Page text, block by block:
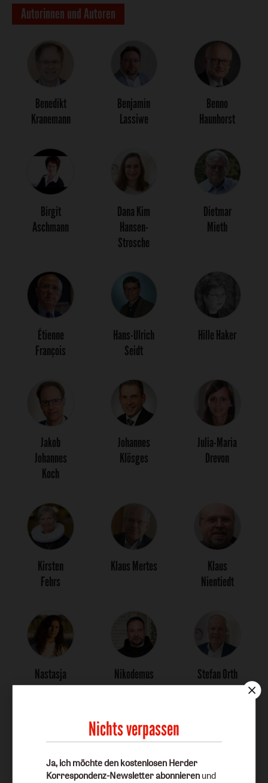
Autorinnen und Autoren
Benedikt
Kranemann
Benjamin
Lassiwe
Benno
Haunhorst
Birgit
Aschmann
Dana Kim
Hansen-
Strosche
Dietmar
Mieth
Étienne
François
Hans-Ulrich
Seidt
Hille Haker
Jakob
Johannes
Koch
Johannes
Klösges
Julia-Maria
Drevon
Kirsten
Fehrs
Klaus Mertes
Klaus
Nientiedt
Nastasja
Penzar
Nikodemus
Schnabel
Stefan Orth
Nichts verpassen
Ja, ich möchte den kostenlosen Herder
Korrespondenz-Newsletter abonnieren und